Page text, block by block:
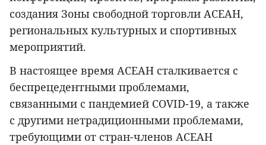
создания Зоны свободной торговли АСЕАН,
региональных культурных и спортивных
мероприятий.
В настоящее время АСЕАН сталкивается с
беспрецедентными проблемами,
связанными с пандемией COVID-19, а также
с другими нетрадиционными проблемами,
требующими от стран-членов АСЕАН